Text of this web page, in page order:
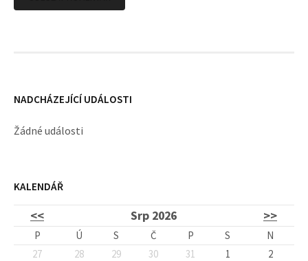
NADCHÁZEJÍCÍ UDÁLOSTI
Žádné události
KALENDÁŘ
<< Srp 2026 >>
P Ú S Č P S
N
27
28 29 30 31 1
2